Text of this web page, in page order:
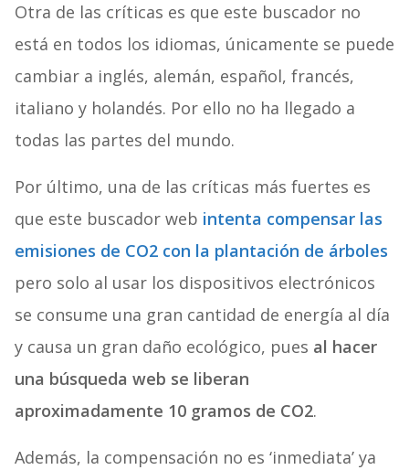
Otra de las críticas es que este buscador no
está en todos los idiomas, únicamente se puede
cambiar a inglés, alemán, español, francés,
italiano y holandés. Por ello no ha llegado a
todas las partes del mundo.
Por último, una de las críticas más fuertes es
que este buscador web intenta compensar las
emisiones de CO2 con la plantación de árboles
pero solo al usar los dispositivos electrónicos
se consume una gran cantidad de energía al día
y causa un gran daño ecológico, pues al hacer
una búsqueda web se liberan
aproximadamente 10 gramos de CO2.
Además, la compensación no es ‘inmediata’ ya